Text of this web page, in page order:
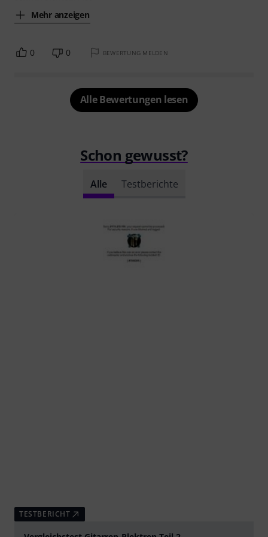
Mehr anzeigen
0 0 BEWERTUNG MELDEN
Alle Bewertungen lesen
Schon gewusst?
Alle Testberichte
TESTBERICHT